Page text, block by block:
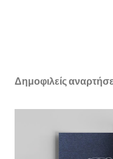
Δημοφιλείς